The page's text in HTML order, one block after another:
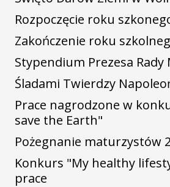
Rozpoczęcie roku
Zakończenie roku
Stypendium Prezesa
Śladami Twierdzy
Prace nagrodzone w
save the Earth"
Pożegnanie maturzystów
Konkurs "My healthy
prace